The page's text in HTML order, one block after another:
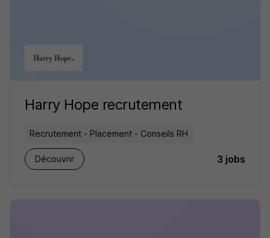
Harry Hope recrutement
Recrutement - Placement - Conseils RH
Découvrir 3 jobs